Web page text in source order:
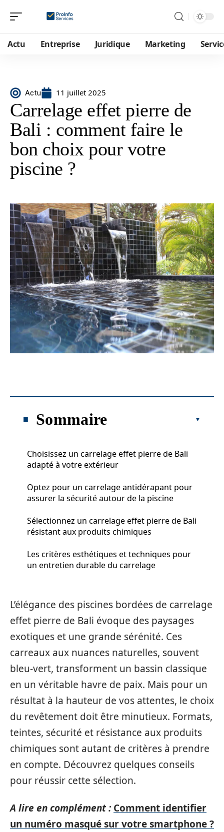
Actu Entreprise Juridique Marketing
Actu 11 juillet 2025
Carrelage effet pierre de
Bali : comment faire le
bon choix pour votre
piscine ?
Sommaire
Choisissez un carrelage effet pierre de Bali
adapté à votre extérieur
Optez pour un carrelage antidérapant pour
assurer la sécurité autour de la piscine
Sélectionnez un carrelage effet pierre de Bali
résistant aux produits chimiques
Les critères esthétiques et techniques pour
un entretien durable du carrelage
L’élégance des piscines bordées de carrelage
effet pierre de Bali évoque des paysages
exotiques et une grande sérénité. Ces
carreaux aux nuances naturelles, souvent
bleu-vert, transforment un bassin classique
en un véritable havre de paix. Mais pour un
résultat à la hauteur de vos attentes, le choix
du revêtement doit être minutieux. Formats,
teintes, sécurité et résistance aux produits
chimiques sont autant de critères à prendre
en compte. Découvrez quelques conseils
pour réussir cette sélection.
A lire en complément : Comment identifier
un numéro masqué sur votre smartphone ?